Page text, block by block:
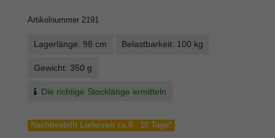
Artikelnummer 2191
Lagerlänge: 98 cm Belastbarkeit: 100 kg
Gewicht: 350 g
Die richtige Stocklänge ermitteln
Nachbestellt Lieferzeit ca.8 - 10 Tage*